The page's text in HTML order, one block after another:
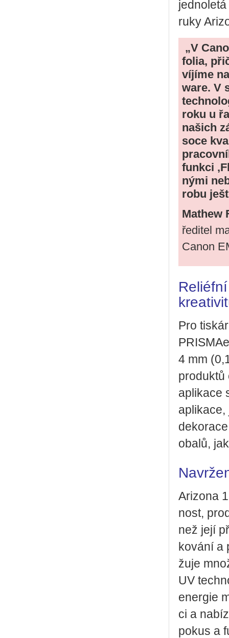
ru­ky
„V
fo­lia,
ví­jí­me
ware. V
roku u
na­šich
so­ce
funk­ci
ný­mi
ro­bu
Mathew
ře­di­tel
Canon
Pro
4 mm
pro­duk­tů
apli­ka­ce
apli­ka­ce,
obalů,
Ari­zo­na
nost,
než její
ko­vá­ní a
žu­je
UV
ener­gie
ci a
pokus a